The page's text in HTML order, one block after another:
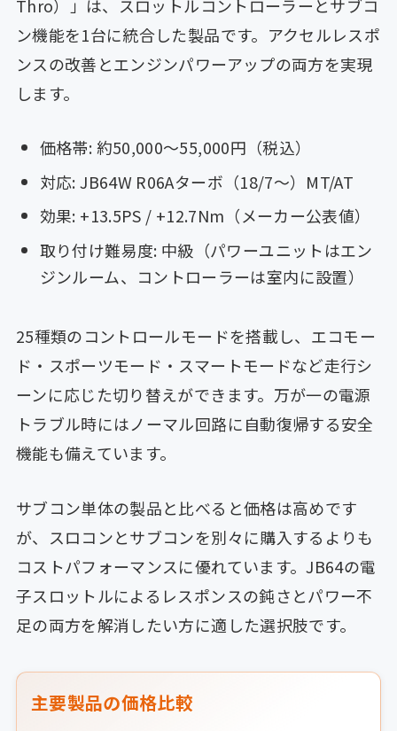
Thro）」は、スロットルコントローラーとサブコ
ン機能を1台に統合した製品です。アクセルレスポ
ンスの改善とエンジンパワーアップの両方を実現
します。
価格帯: 約50,000〜55,000円（税込）
対応: JB64W R06Aターボ（18/7〜）MT/AT
効果: +13.5PS / +12.7Nm（メーカー公表値）
取り付け難易度: 中級（パワーユニットはエン
ジンルーム、コントローラーは室内に設置）
25種類のコントロールモードを搭載し、エコモー
ド・スポーツモード・スマートモードなど走行シ
ーンに応じた切り替えができます。万が一の電源
トラブル時にはノーマル回路に自動復帰する安全
機能も備えています。
サブコン単体の製品と比べると価格は高めです
が、スロコンとサブコンを別々に購入するよりも
コストパフォーマンスに優れています。JB64の電
子スロットルによるレスポンスの鈍さとパワー不
足の両方を解消したい方に適した選択肢です。
主要製品の価格比較